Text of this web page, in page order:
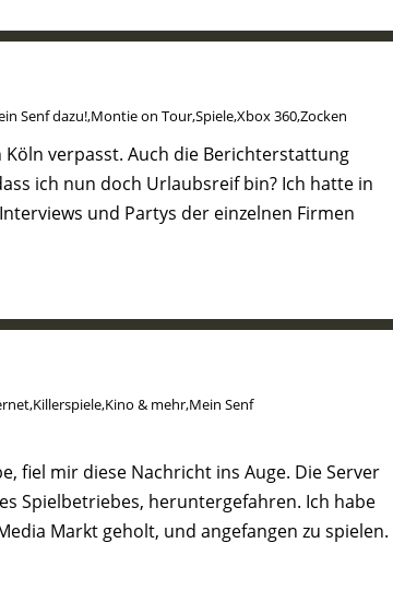
Senf dazu!,Montie on Tour,Spiele,Xbox 360,Zocken
verpasst. Auch die Berichterstattung
ich nun doch Urlaubsreif bin? Ich hatte in
und Partys der einzelnen Firmen
,Killerspiele,Kino & mehr,Mein Senf
fiel mir diese Nachricht ins Auge. Die Server
Spielbetriebes, heruntergefahren. Ich habe
Markt geholt, und angefangen zu spielen.